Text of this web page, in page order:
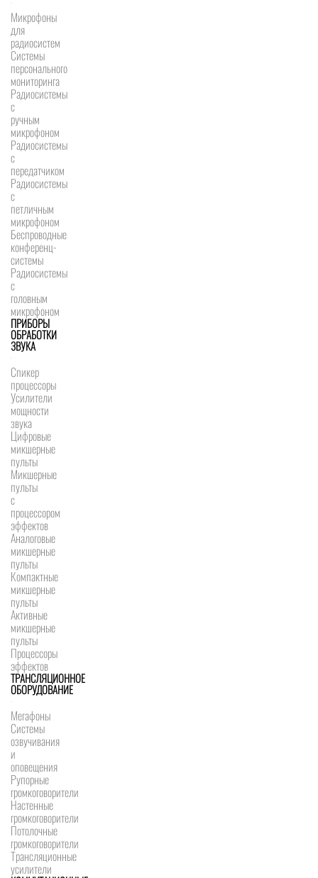
Микрофоны
для
радиосистем
Системы
персонального
мониторинга
Радиосистемы
c
ручным
микрофоном
Радиосистемы
с
передатчиком
Радиосистемы
с
петличным
микрофоном
Беспроводные
конференц-
системы
Радиосистемы
с
головным
микрофоном
ПРИБОРЫ
ОБРАБОТКИ
ЗВУКА
Спикер
процессоры
Усилители
мощности
звука
Цифровые
микшерные
пульты
Микшерные
пульты
с
процессором
эффектов
Аналоговые
микшерные
пульты
Компактные
микшерные
пульты
Активные
микшерные
пульты
Процессоры
эффектов
ТРАНСЛЯЦИОННОЕ
ОБОРУДОВАНИЕ
Мегафоны
Системы
озвучивания
и
оповещения
Рупорные
громкоговорители
Настенные
громкоговорители
Потолочные
громкоговорители
Трансляционные
усилители